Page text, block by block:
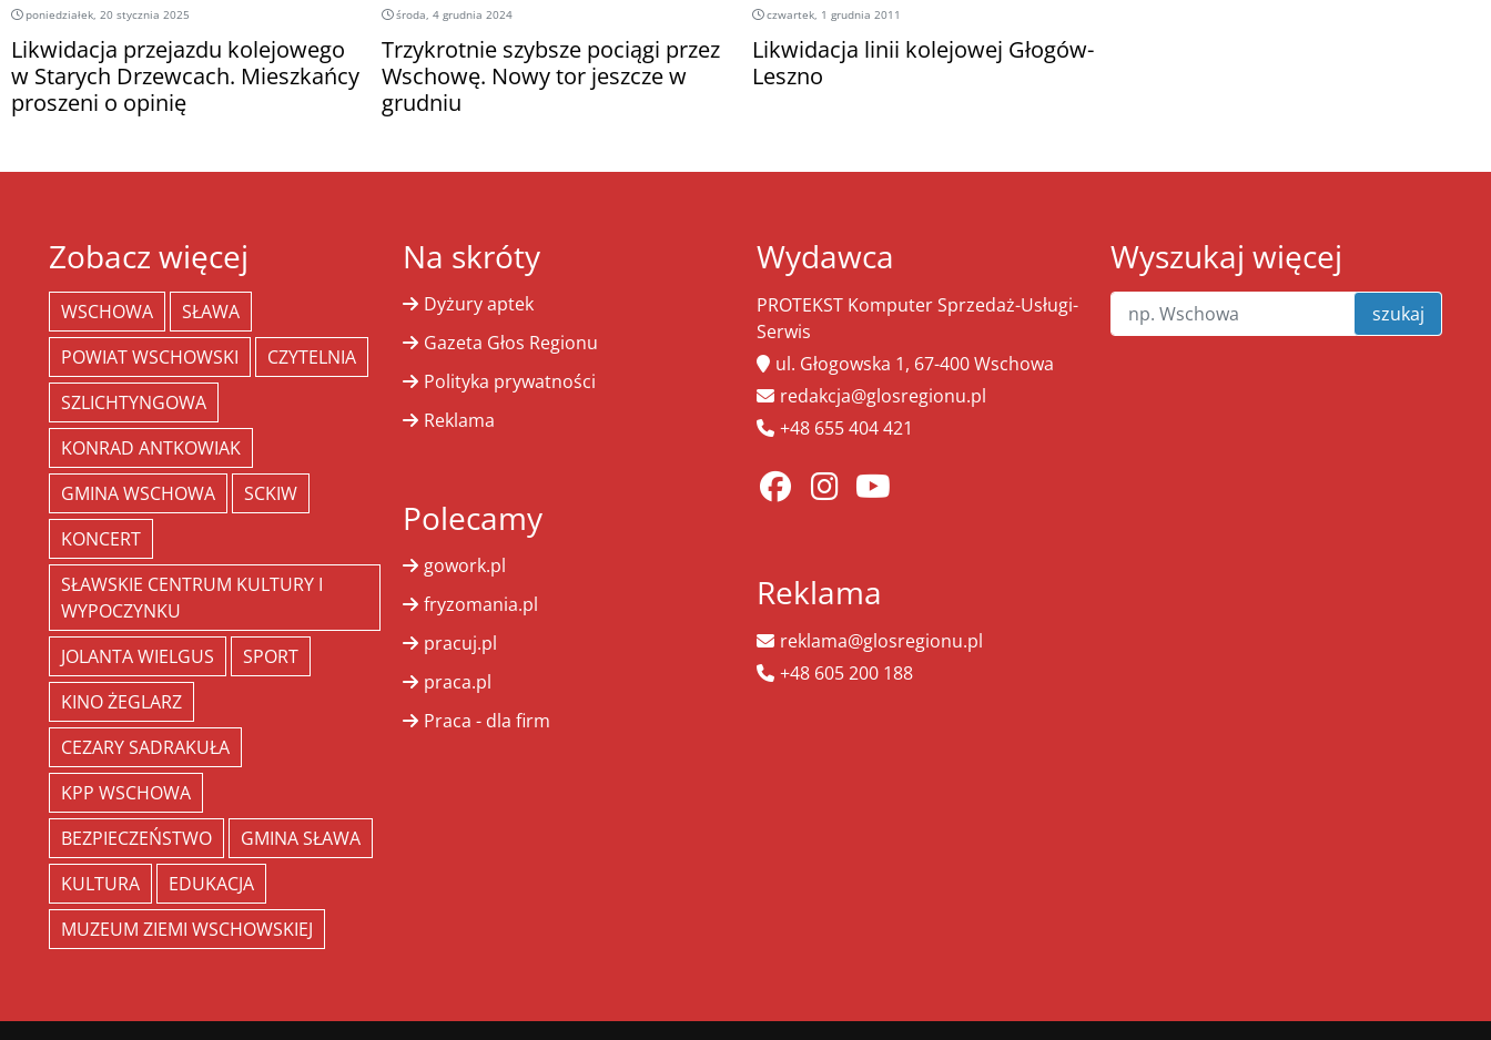
poniedziałek, 20 stycznia 2025
Likwidacja przejazdu kolejowego
w Starych Drzewcach. Mieszkańcy
proszeni o opinię
środa, 4 grudnia 2024
Trzykrotnie szybsze pociągi przez
Wschowę. Nowy tor jeszcze w
grudniu
czwartek, 1 grudnia 2011
Likwidacja linii kolejowej Głogów-
Leszno
Zobacz więcej
WSCHOWA
SŁAWA
POWIAT WSCHOWSKI
CZYTELNIA
SZLICHTYNGOWA
KONRAD ANTKOWIAK
GMINA WSCHOWA
SCKIW
KONCERT
SŁAWSKIE CENTRUM KULTURY I
WYPOCZYNKU
JOLANTA WIELGUS
SPORT
KINO ŻEGLARZ
CEZARY SADRAKUŁA
KPP WSCHOWA
BEZPIECZEŃSTWO
GMINA SŁAWA
KULTURA
EDUKACJA
MUZEUM ZIEMI WSCHOWSKIEJ
Na skróty
Dyżury aptek
Gazeta Głos Regionu
Polityka prywatności
Reklama
Polecamy
gowork.pl
fryzomania.pl
pracuj.pl
praca.pl
Praca - dla firm
Wydawca
PROTEKST Komputer Sprzedaż-Usługi-
Serwis
ul. Głogowska 1, 67-400 Wschowa
redakcja@glosregionu.pl
+48 655 404 421
Reklama
reklama@glosregionu.pl
+48 605 200 188
Wyszukaj więcej
szukaj